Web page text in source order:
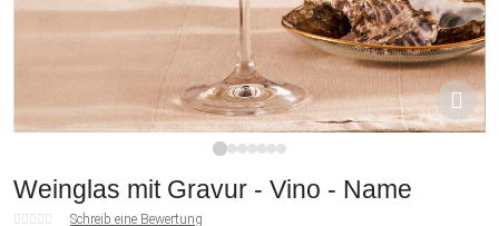
Weinglas mit Gravur - Vino - Name
Schreib eine Bewertung